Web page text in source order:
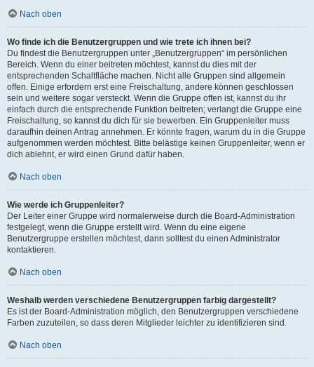
Nach oben
Wo finde ich die Benutzergruppen und wie trete ich ihnen bei?
Du findest die Benutzergruppen unter „Benutzergruppen“ im persönlichen
Bereich. Wenn du einer beitreten möchtest, kannst du dies mit der
entsprechenden Schaltfläche machen. Nicht alle Gruppen sind allgemein
offen. Einige erfordern erst eine Freischaltung, andere können geschlossen
sein und weitere sogar versteckt. Wenn die Gruppe offen ist, kannst du ihr
einfach durch die entsprechende Funktion beitreten; verlangt die Gruppe eine
Freischaltung, so kannst du dich für sie bewerben. Ein Gruppenleiter muss
daraufhin deinen Antrag annehmen. Er könnte fragen, warum du in die Gruppe
aufgenommen werden möchtest. Bitte belästige keinen Gruppenleiter, wenn er
dich ablehnt, er wird einen Grund dafür haben.
Nach oben
Wie werde ich Gruppenleiter?
Der Leiter einer Gruppe wird normalerweise durch die Board-Administration
festgelegt, wenn die Gruppe erstellt wird. Wenn du eine eigene
Benutzergruppe erstellen möchtest, dann solltest du einen Administrator
kontaktieren.
Nach oben
Weshalb werden verschiedene Benutzergruppen farbig dargestellt?
Es ist der Board-Administration möglich, den Benutzergruppen verschiedene
Farben zuzuteilen, so dass deren Mitglieder leichter zu identifizieren sind.
Nach oben